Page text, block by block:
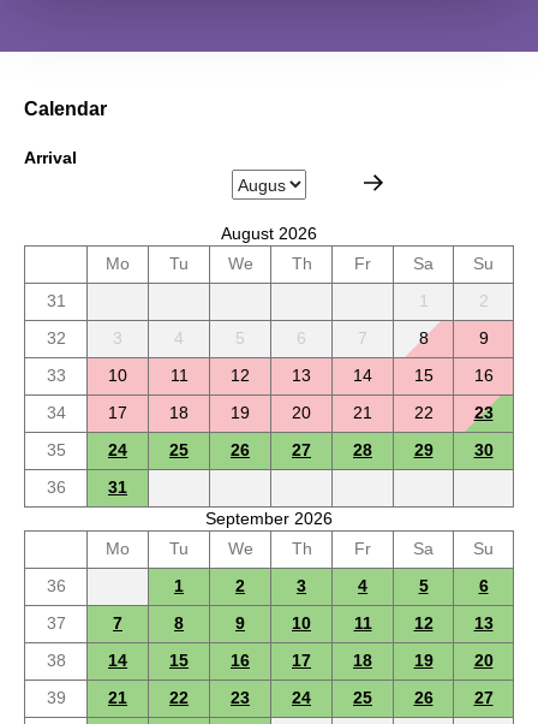
Calendar
Arrival
August 2026
Mo
Tu We Th Fr Sa
Su
31
1
2
32
3 4 5 6 7 8
9
33
10 11 12 13 14 15
16
34
17 18 19 20 21 22
23
35
24 25 26 27 28 29
30
36
31
September 2026
Mo
Tu We Th Fr Sa
Su
36
1 2 3 4 5
6
37
7 8 9 10 11 12
13
38
14 15 16 17 18 19
20
39
21 22 23 24 25 26
27